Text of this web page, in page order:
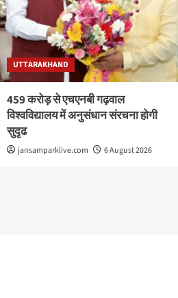
UTTARAKHAND
459 करोड़ से एचएनबी गढ़वाल
विश्वविद्यालय में अनुसंधान संरचना होगी
सुदृढ
jansamparklive.com 6 August 2026